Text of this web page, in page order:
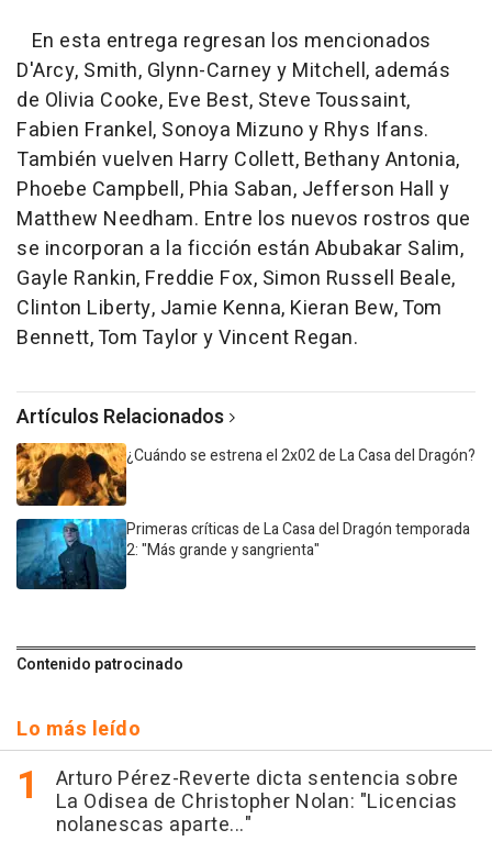
En esta entrega regresan los mencionados
D'Arcy, Smith, Glynn-Carney y Mitchell, además
de Olivia Cooke, Eve Best, Steve Toussaint,
Fabien Frankel, Sonoya Mizuno y Rhys Ifans.
También vuelven Harry Collett, Bethany Antonia,
Phoebe Campbell, Phia Saban, Jefferson Hall y
Matthew Needham. Entre los nuevos rostros que
se incorporan a la ficción están Abubakar Salim,
Gayle Rankin, Freddie Fox, Simon Russell Beale,
Clinton Liberty, Jamie Kenna, Kieran Bew, Tom
Bennett, Tom Taylor y Vincent Regan.
Artículos Relacionados
¿Cuándo se estrena el 2x02 de La Casa del Dragón?
Primeras críticas de La Casa del Dragón temporada
2: "Más grande y sangrienta"
Contenido patrocinado
Lo más leído
Arturo Pérez-Reverte dicta sentencia sobre
La Odisea de Christopher Nolan: "Licencias
nolanescas aparte..."